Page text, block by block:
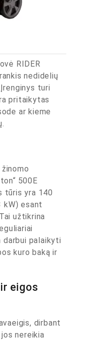
RIDER
nedidelių
turi
pritaikytas
ar kieme
500E
tūris yra 140
kW) esant
užtikrina
darbui palaikyti
kuro baką ir
eigos
dirbant
nereikia